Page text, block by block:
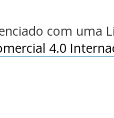
com uma
4.0